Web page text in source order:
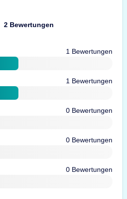
2 Bewertungen
1 Bewertungen
1 Bewertungen
0 Bewertungen
0 Bewertungen
0 Bewertungen